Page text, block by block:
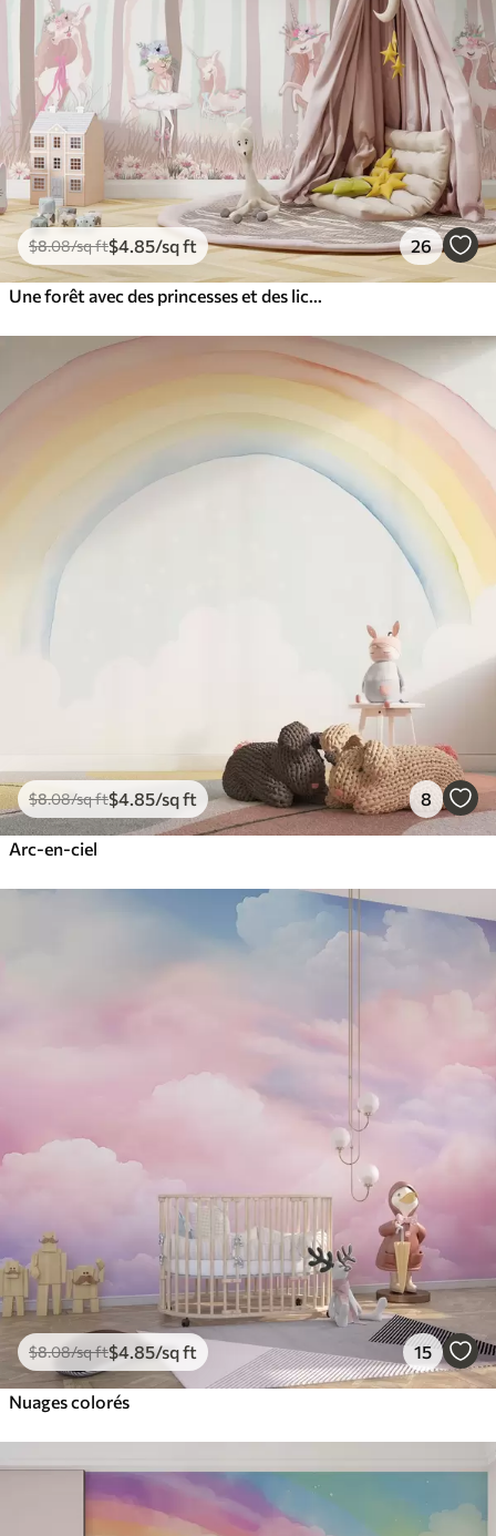
$8.08/sq ft$4 .85/sq ft 26
$8.08/sq ft$4 .85/sq ft 8
Arc-en-ciel
$8.08/sq ft$4 .85/sq ft 15
Nuages colorés